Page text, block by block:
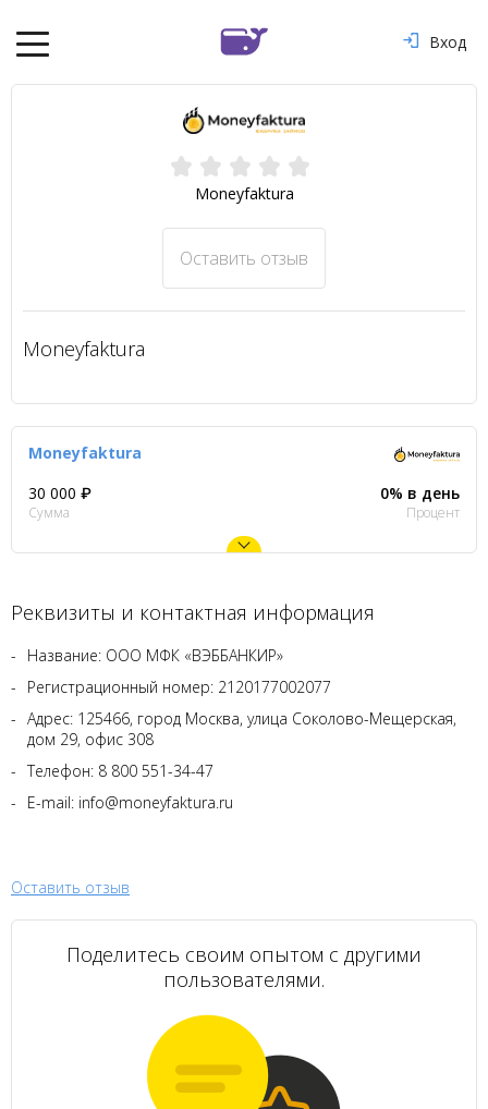
Вход
Moneyfaktura
Оставить отзыв
Moneyfaktura
Moneyfaktura
30 000 ₽
Сумма
0% в день
Процент
Реквизиты и контактная информация
Название: ООО МФК «ВЭББАНКИР»
Регистрационный номер: 2120177002077
Адрес: 125466, город Москва, улица Соколово-Мещерская,
дом 29, офис 308
Телефон: 8 800 551-34-47
E-mail: info@moneyfaktura.ru
Оставить отзыв
Поделитесь своим опытом с другими
пользователями.